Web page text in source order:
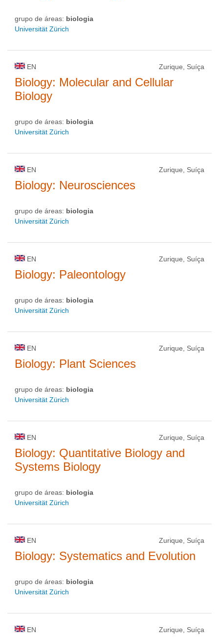
grupo de áreas: biologia
Universität Zürich
EN Zurique, Suíça
Biology: Molecular and Cellular
Biology
grupo de áreas: biologia
Universität Zürich
EN Zurique, Suíça
Biology: Neurosciences
grupo de áreas: biologia
Universität Zürich
EN Zurique, Suíça
Biology: Paleontology
grupo de áreas: biologia
Universität Zürich
EN Zurique, Suíça
Biology: Plant Sciences
grupo de áreas: biologia
Universität Zürich
EN Zurique, Suíça
Biology: Quantitative Biology and
Systems Biology
grupo de áreas: biologia
Universität Zürich
EN Zurique, Suíça
Biology: Systematics and Evolution
grupo de áreas: biologia
Universität Zürich
EN Zurique, Suíça